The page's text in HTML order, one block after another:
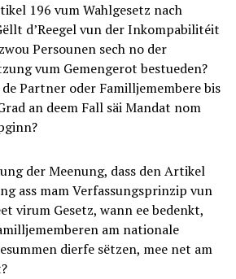
196 vum Wahlgesetz nach
d’Reegel vun der Inkompabilitéit
Persounen sech no der
vum Gemengerot bestueden?
de Partner oder Familljemembere bis
an deem Fall säi Mandat nom
der Meenung, dass den Artikel
ass mam Verfassungsprinzip vun
virum Gesetz, wann ee bedenkt,
am nationale
dierfe sëtzen, mee net am